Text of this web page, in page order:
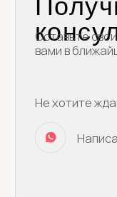
Свадебные торты
Бенто торты
Наборы десертов